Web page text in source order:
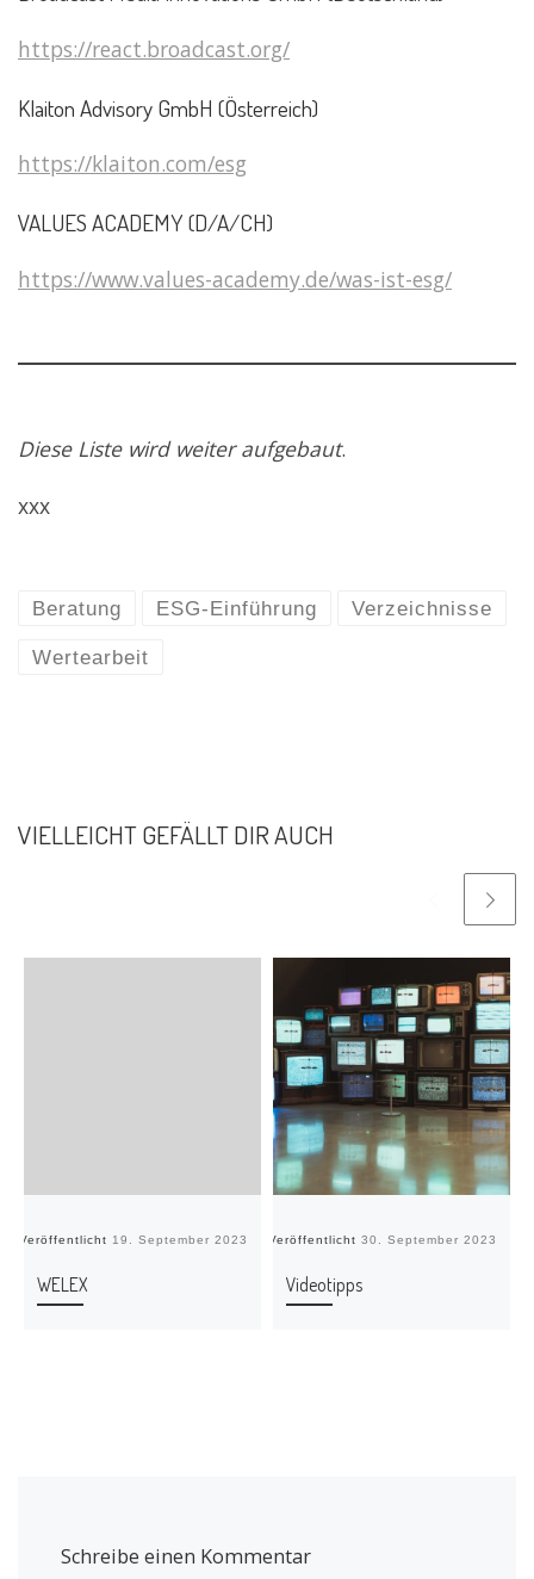
https://react.broadcast.org/
Klaiton Advisory GmbH (Österreich)
https://klaiton.com/esg
VALUES ACADEMY (D/A/CH)
https://www.values-academy.de/was-ist-esg/
Diese Liste wird weiter aufgebaut.
xxx
Beratung ESG-Einführung Verzeichnisse
Wertearbeit
VIELLEICHT GEFÄLLT DIR AUCH
Veröffentlicht 19. September 2023
WELEX
Veröffentlicht30. September 2023
Videotipps
Schreibe einen Kommentar